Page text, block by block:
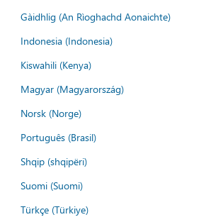
Gàidhlig (An Rìoghachd Aonaichte)
Indonesia (Indonesia)
Kiswahili (Kenya)
Magyar (Magyarország)
Norsk (Norge)
Português (Brasil)
Shqip (shqipëri)
Suomi (Suomi)
Türkçe (Türkiye)